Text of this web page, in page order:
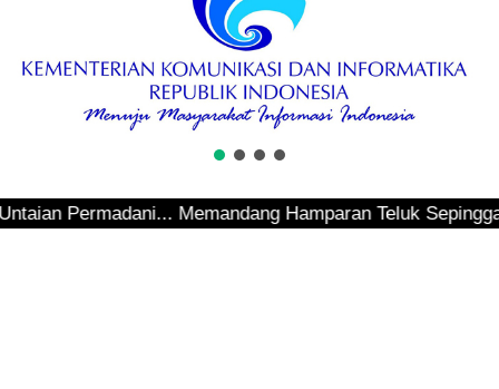
Permadani... Memandang Hamparan Teluk